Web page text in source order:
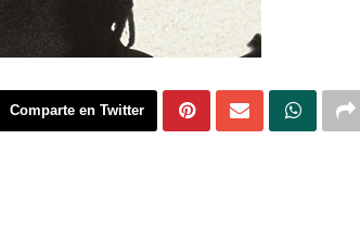
Comparte en Twitter